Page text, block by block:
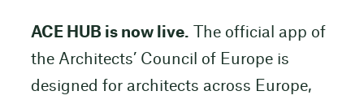
ACE HUB is now live. The official app of
the Architects’ Council of Europe is
designed for architects across Europe,